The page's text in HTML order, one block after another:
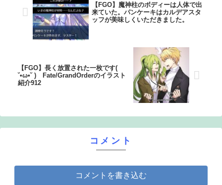
【FGO】魔神柱のボディーは人体で出
来ていた。パンケーキはカルデアスタ
ッフが美味しくいただきました。
【FGO】長く放置された一枚です(
˘•ω•˘ ) Fate/GrandOrderのイラスト
紹介912
コメント
コメントを書き込む